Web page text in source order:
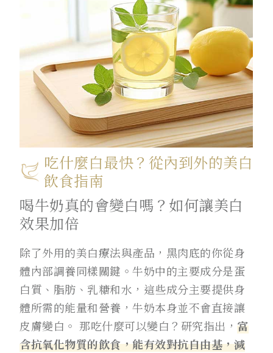
吃什麼白最快？從內到外的美白
飲食指南
喝牛奶真的會變白嗎？如何讓美白
效果加倍
除了外用的美白療法與產品，黑肉底的你從身
體內部調養同樣關鍵。牛奶中的主要成分是蛋
白質、脂肪、乳糖和水，這些成分主要提供身
體所需的能量和營養，牛奶本身並不會直接讓
皮膚變白。 那吃什麼可以變白？研究指出， 富
含抗氧化物質的飲食，能有效對抗自由基，減